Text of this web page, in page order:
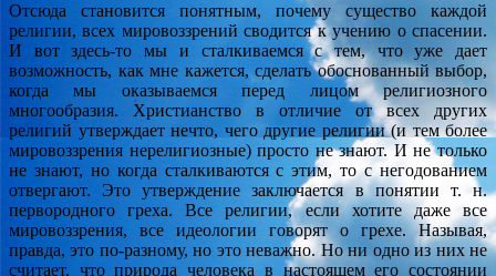
Отсюда становится понятным, почему существо каждой
религии, всех мировоззрений сводится к учению о спасении.
И вот здесь-то мы и сталкиваемся с тем, что уже дает
возможность, как мне кажется, сделать обоснованный выбор,
когда мы оказываемся перед лицом религиозного
многообразия. Христианство в отличие от всех других
религий утверждает нечто, чего другие религии (и тем более
мировоззрения нерелигиозные) просто не знают. И не только
не знают, но когда сталкиваются с этим, то с негодованием
отвергают. Это утверждение заключается в понятии т. н.
первородного греха. Все религии, если хотите даже все
мировоззрения, все идеологии говорят о грехе. Называя,
правда, это по-разному, но это неважно. Но ни одно из них не
считает, что природа человека в настоящем его состоянии